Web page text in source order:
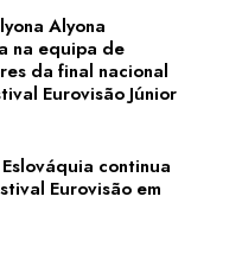
Alyona
na equipa de
da final nacional
Eurovisão Júnior
continua
Eurovisão em